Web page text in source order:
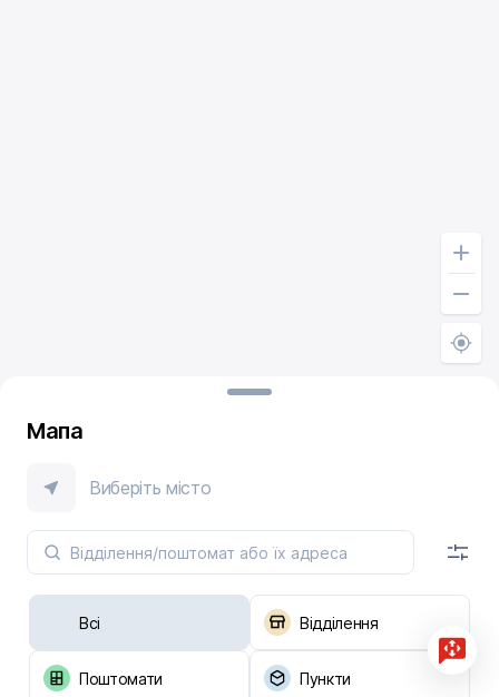
Мапа
Виберіть місто
Всі Відділення
Поштомати Пункти